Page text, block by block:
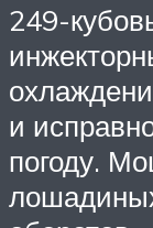
249-
и
погоду.